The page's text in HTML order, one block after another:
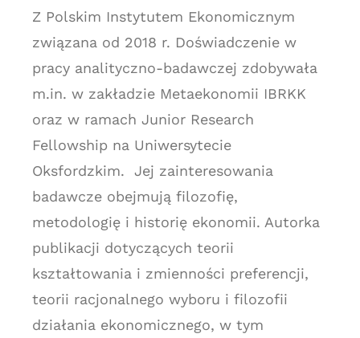
Z Polskim Instytutem Ekonomicznym
związana od 2018 r. Doświadczenie w
pracy analityczno-badawczej zdobywała
m.in. w zakładzie Metaekonomii IBRKK
oraz w ramach Junior Research
Fellowship na Uniwersytecie
Oksfordzkim. Jej zainteresowania
badawcze obejmują filozofię,
metodologię i historię ekonomii. Autorka
publikacji dotyczących teorii
kształtowania i zmienności preferencji,
teorii racjonalnego wyboru i filozofii
działania ekonomicznego, w tym